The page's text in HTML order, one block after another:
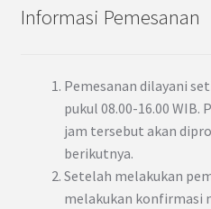
Informasi Pemesanan
Pemesanan dilayani
pukul 08.00-16.00 WIB.
jam tersebut akan
berikutnya.
Setelah melakukan
melakukan konfirmasi